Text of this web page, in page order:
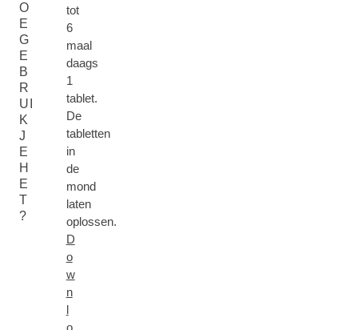
O
E
G
E
B
R
UI
K
J
E
H
E
T
?
tot
6
maal
daags
1
tablet.
De
tabletten
in
de
mond
laten
oplossen.
D
o
w
n
l
o